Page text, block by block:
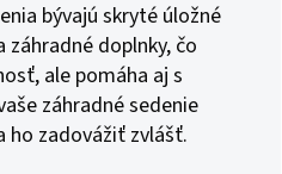
bývajú skryté úložné
záhradné doplnky, čo
ale pomáha aj s
záhradné sedenie
ho zadovážiť zvlášť.